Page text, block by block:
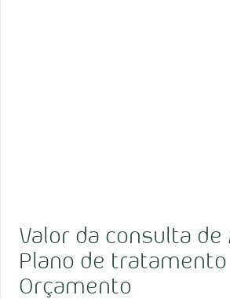
Valor da consulta de
Plano de tratamento
Orçamento